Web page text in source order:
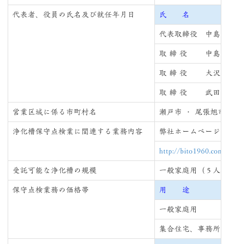
代表者、役員の氏名及び就任年月日 氏 名
代表取締役 中島
取 締 役 中島
取 締 役 大沢
取 締 役 武田
営業区域に係る市町村名 瀬戸市 ・ 尾張旭
浄化槽保守点検業に関連する業務内容 弊社ホームページ
http://bito1960.com/
受託可能な浄化槽の規模 一般家庭用（５人
保守点検業務の価格帯 用 途
一般家庭用
集合住宅、事務所